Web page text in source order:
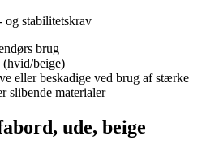
og stabilitetskrav
brug
beige)
eller beskadige ved brug af stærke
slibende materialer
ude, beige